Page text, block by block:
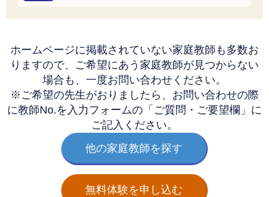
ホームページに掲載されていない家庭教師も多数お
りますので、 ご希望にあう家庭教師が見つからない
場合も、一度お問い合わせください。
※ご希望の先生がおりましたら、お問い合わせの際
に教師No.を 入力フォームの「ご質問・ご要望欄」に
ご記入ください。
他の家庭教師を探す
無料体験を申し込む